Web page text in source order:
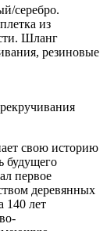
серебро.
из
Шланг
резиновые
свою историю
будущего
первое
деревянных
140 лет